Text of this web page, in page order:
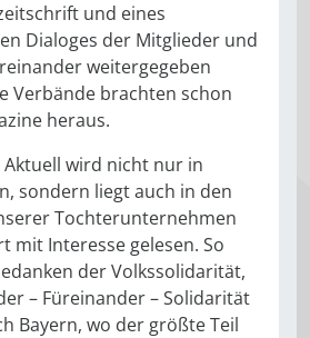
und eines
Dialoges der Mitglieder und
weitergegeben
Verbände brachten schon
heraus.
Aktuell wird nicht nur in
sondern liegt auch in den
Tochterunternehmen
mit Interesse gelesen. So
der Volkssolidarität,
– Füreinander – Solidarität
Bayern, wo der größte Teil